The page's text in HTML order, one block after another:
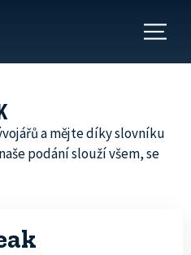
a mějte díky slovníku
podání slouží všem, se